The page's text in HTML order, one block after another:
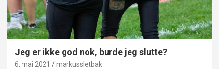
Jeg er ikke god nok, burde jeg slutte?
6. mai 2021 markussletbak